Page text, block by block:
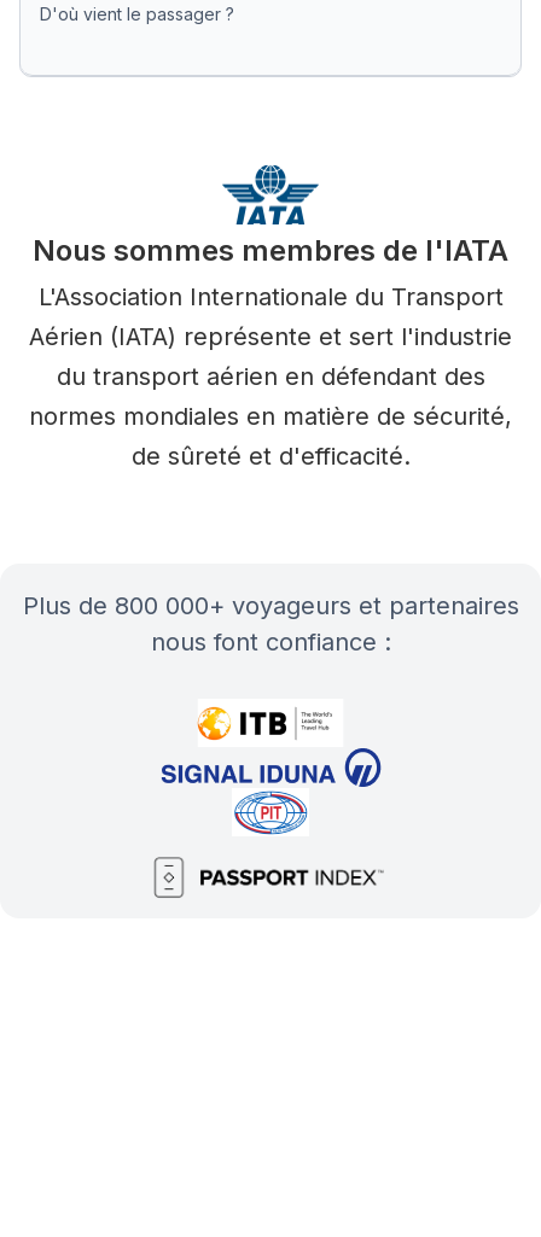
D'où vient le passager ?
Nous sommes membres de l'IATA
L'Association Internationale du Transport
Aérien (IATA) représente et sert l'industrie
du transport aérien en défendant des
normes mondiales en matière de sécurité,
de sûreté et d'efficacité.
plus de 800 000+ voyageurs et partenaires
nous font confiance :